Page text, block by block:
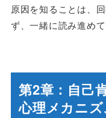
原因を知ることは、
ず、一緒に読み進めて
第2章：自己
心理メカニ